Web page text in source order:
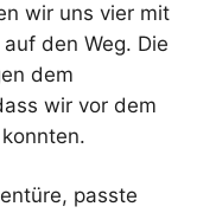
wir uns vier mit
den Weg. Die
dem
wir vor dem
passte